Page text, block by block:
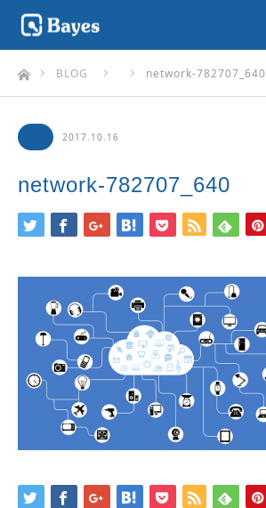
ホームBLOG network-782707_640
2017.10.16
network-782707_640